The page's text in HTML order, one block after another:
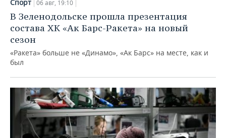
Спорт 06 авг, 19:10
В Зеленодольске прошла презентация
состава ХК «Ак Барс-Ракета» на новый
сезон
«Ракета» больше не «Динамо», «Ак Барс» на месте, как и
был